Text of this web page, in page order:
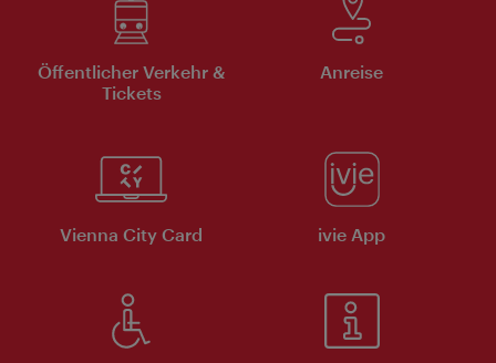
Öffentlicher Verkehr &
Tickets
Anreise
Vienna City Card ivie App